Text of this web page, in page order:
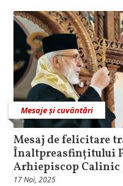
Mesaje și cuvântări
Mesaj de felicitare
Înaltpreasfințitului
Arhiepiscop Calinic
17 Noi, 2025